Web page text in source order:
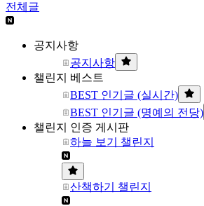
전체글
공지사항
공지사항
챌린지 베스트
BEST 인기글 (실시간)
BEST 인기글 (명예의 전당)
챌린지 인증 게시판
하늘 보기 챌린지
산책하기 챌린지